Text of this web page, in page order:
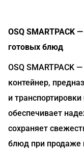
OSQ SMARTPACK
готовых блюд
OSQ SMARTPACK
контейнер,
и
обеспечивает
сохраняет
блюд при продаже